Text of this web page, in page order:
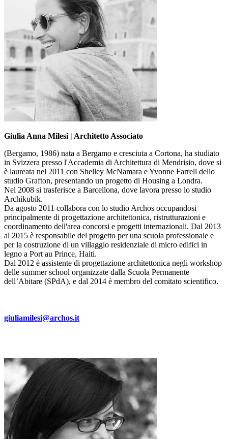
Giulia Anna Milesi | Architetto Associato
(Bergamo, 1986) nata a Bergamo e cresciuta a Cortona, ha studiato
in Svizzera presso l'Accademia di Architettura di Mendrisio, dove si
è laureata nel 2011 con Shelley McNamara e Yvonne Farrell dello
studio Grafton, presentando un progetto di Housing a Londra.
Nel 2008 si trasferisce a Barcellona, dove lavora presso lo studio
Archikubik.
Da agosto 2011 collabora con lo studio Archos occupandosi
principalmente di progettazione architettonica, ristrutturazioni e
coordinamento dell'area concorsi e progetti internazionali. Dal 2013
al 2015 è responsabile del progetto per una scuola professionale e
per la costruzione di un villaggio residenziale di micro edifici in
legno a Port au Prince, Haiti.
Dal 2012 è assistente di progettazione architettonica negli workshop
delle summer school organizzate dalla Scuola Permanente
dell’Abitare (SPdA), e dal 2014 è membro del comitato scientifico.
giuliamilesi@archos.it